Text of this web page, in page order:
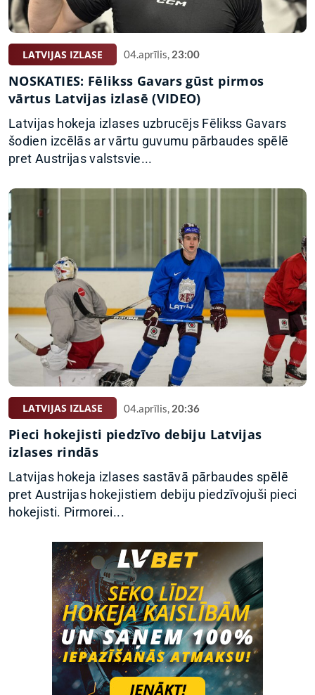
LATVIJAS IZLASE 04.aprīlis, 23:00
NOSKATIES: Fēlikss Gavars gūst pirmos
vārtus Latvijas izlasē (VIDEO)
Latvijas hokeja izlases uzbrucējs Fēlikss Gavars
šodien izcēlās ar vārtu guvumu pārbaudes spēlē
pret Austrijas valstsvie...
LATVIJAS IZLASE 04.aprīlis, 20:36
Pieci hokejisti piedzīvo debiju Latvijas
izlases rindās
Latvijas hokeja izlases sastāvā pārbaudes spēlē
pret Austrijas hokejistiem debiju piedzīvojuši pieci
hokejisti. Pirmorei...